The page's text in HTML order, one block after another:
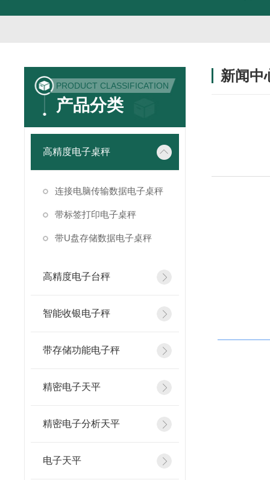
PRODUCT CLASSIFICATION
产品分类
高精度电子桌秤
连接电脑传输数据电子桌秤
带标签打印电子桌秤
带U盘存储数据电子桌秤
高精度电子台秤
智能收银电子秤
带存储功能电子秤
精密电子天平
精密电子分析天平
电子天平
新闻中